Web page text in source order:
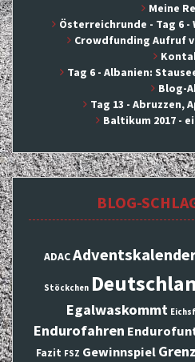
Meine
Österreichrunde - Tag 6 -
Crowdfunding Aufruf
Tag 6 - Albanien:
Blog-
Tag 13 - Abruzzen,
Baltikum 2017 -
BLOG-
ADAC
Stöckchen
Egalwaskommt
Endurofahren
Fazit FSZ Gewinnspiel